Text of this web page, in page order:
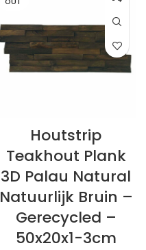
Houtstrip
Teakhout Plank
3D Palau Natural
Natuurlijk Bruin –
Gerecycled –
50x20x1-3cm